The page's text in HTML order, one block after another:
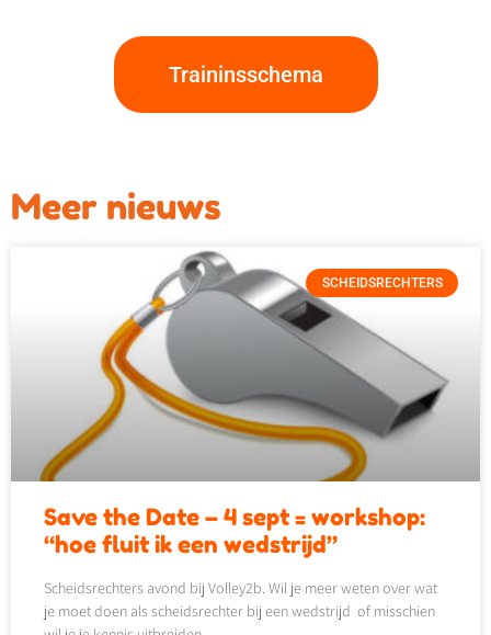
Traininsschema
Meer nieuws
SCHEIDSRECHTERS
Save the Date – 4 sept = workshop:
“hoe fluit ik een wedstrijd”
Scheidsrechters avond bij Volley2b. Wil je meer weten over wat
je moet doen als scheidsrechter bij een wedstrijd of misschien